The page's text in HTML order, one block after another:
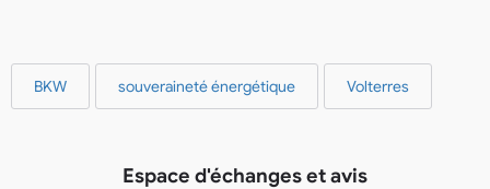
BKW souveraineté énergétique Volterres
Espace d'échanges et avis